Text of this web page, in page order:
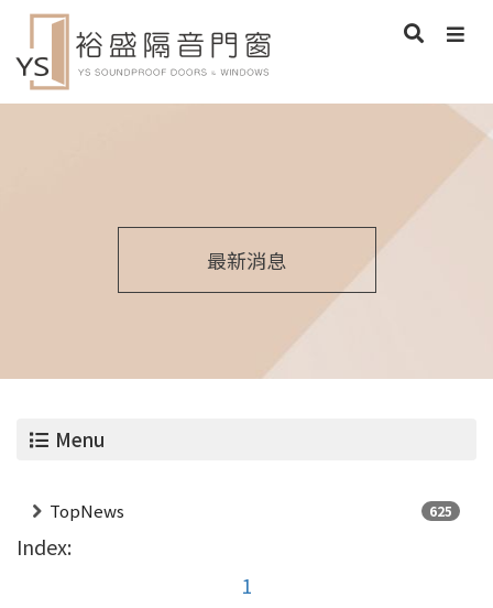
最新消息
Menu
TopNews 625
Index:
1